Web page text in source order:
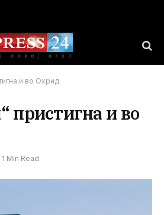
и во Охрид
пристигна и во
1 Min Read